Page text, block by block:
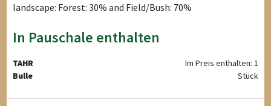
landscape: Forest: 30% and Field/Bush: 70%
In Pauschale enthalten
TAHR
Bulle
Im Preis enthalten: 1
Stück